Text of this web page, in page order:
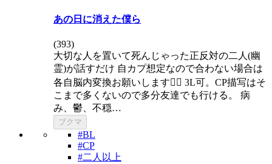
あの日に消えた僕ら
(393)
大切な人を置いて死んじゃった正反対の二人(幽
霊)が話すだけ 自カプ想定なので合わない場合は
各自脳内変換お願いします🙇‍♀️ 3L可。CP描写はそ
こまで多くないので多分友達でも行ける。 病
み、鬱、不穏…
ブクマ
#BL
#CP
#二人以上